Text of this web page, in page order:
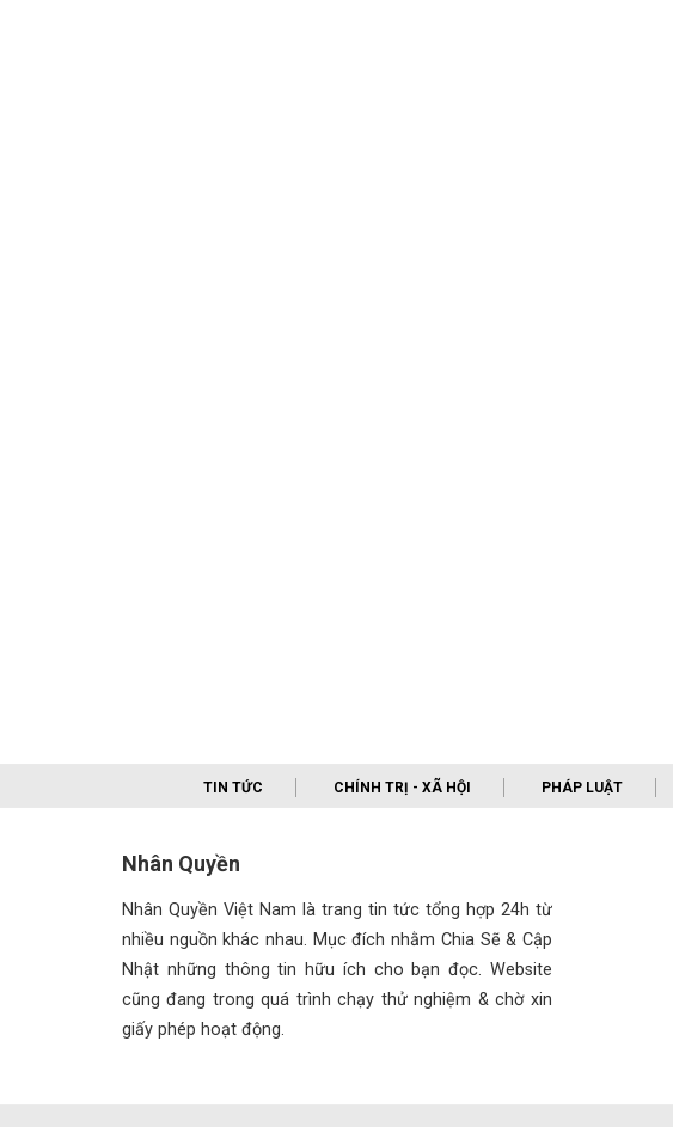
TIN TỨC CHÍNH TRỊ - XÃ HỘI PHÁP LUẬT
Nhân Quyền
Nhân Quyền Việt Nam là trang tin tức tổng hợp 24h từ
nhiều nguồn khác nhau. Mục đích nhằm Chia Sẽ & Cập
Nhật những thông tin hữu ích cho bạn đọc. Website
cũng đang trong quá trình chạy thử nghiệm & chờ xin
giấy phép hoạt động.